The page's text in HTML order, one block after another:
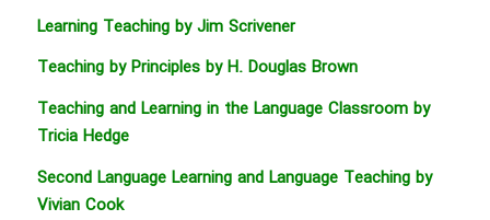
Learning Teaching by Jim Scrivener
Teaching by Principles by H. Douglas Brown
Teaching and Learning in the Language Classroom by
Tricia Hedge
Second Language Learning and Language Teaching by
Vivian Cook